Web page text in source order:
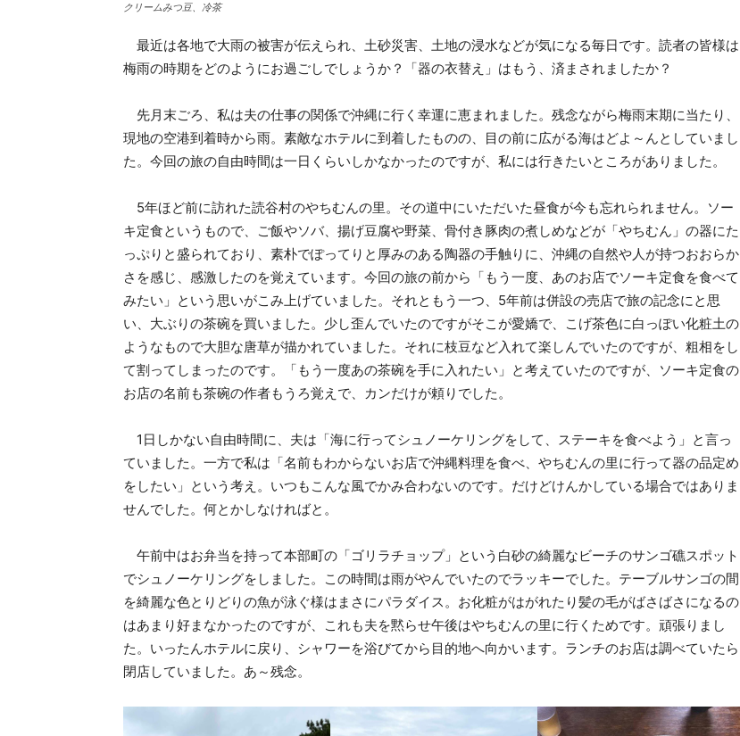
クリームみつ豆、冷茶
最近は各地で大雨の被害が伝えられ、土砂災害、土地の浸水などが気になる毎日です。読者の皆様は
梅雨の時期をどのようにお過ごしでしょうか？「器の衣替え」はもう、済まされましたか？
先月末ごろ、私は夫の仕事の関係で沖縄に行く幸運に恵まれました。残念ながら梅雨末期に当たり、
現地の空港到着時から雨。素敵なホテルに到着したものの、目の前に広がる海はどよ～んとしていまし
た。今回の旅の自由時間は一日くらいしかなかったのですが、私には行きたいところがありました。
5年ほど前に訪れた読谷村のやちむんの里。その道中にいただいた昼食が今も忘れられません。ソー
キ定食というもので、ご飯やソバ、揚げ豆腐や野菜、骨付き豚肉の煮しめなどが「やちむん」の器にた
っぷりと盛られており、素朴でぽってりと厚みのある陶器の手触りに、沖縄の自然や人が持つおおらか
さを感じ、感激したのを覚えています。今回の旅の前から「もう一度、あのお店でソーキ定食を食べて
みたい」という思いがこみ上げていました。それともう一つ、5年前は併設の売店で旅の記念にと思
い、大ぶりの茶碗を買いました。少し歪んでいたのですがそこが愛嬌で、こげ茶色に白っぽい化粧土の
ようなもので大胆な唐草が描かれていました。それに枝豆など入れて楽しんでいたのですが、粗相をし
て割ってしまったのです。「もう一度あの茶碗を手に入れたい」と考えていたのですが、ソーキ定食の
お店の名前も茶碗の作者もうろ覚えで、カンだけが頼りでした。
1日しかない自由時間に、夫は「海に行ってシュノーケリングをして、ステーキを食べよう」と言っ
ていました。一方で私は「名前もわからないお店で沖縄料理を食べ、やちむんの里に行って器の品定め
をしたい」という考え。いつもこんな風でかみ合わないのです。だけどけんかしている場合ではありま
せんでした。何とかしなければと。
午前中はお弁当を持って本部町の「ゴリラチョップ」という白砂の綺麗なビーチのサンゴ礁スポット
でシュノーケリングをしました。この時間は雨がやんでいたのでラッキーでした。テーブルサンゴの間
を綺麗な色とりどりの魚が泳ぐ様はまさにパラダイス。お化粧がはがれたり髪の毛がばさばさになるの
はあまり好まなかったのですが、これも夫を黙らせ午後はやちむんの里に行くためです。頑張りまし
た。いったんホテルに戻り、シャワーを浴びてから目的地へ向かいます。ランチのお店は調べていたら
閉店していました。あ～残念。